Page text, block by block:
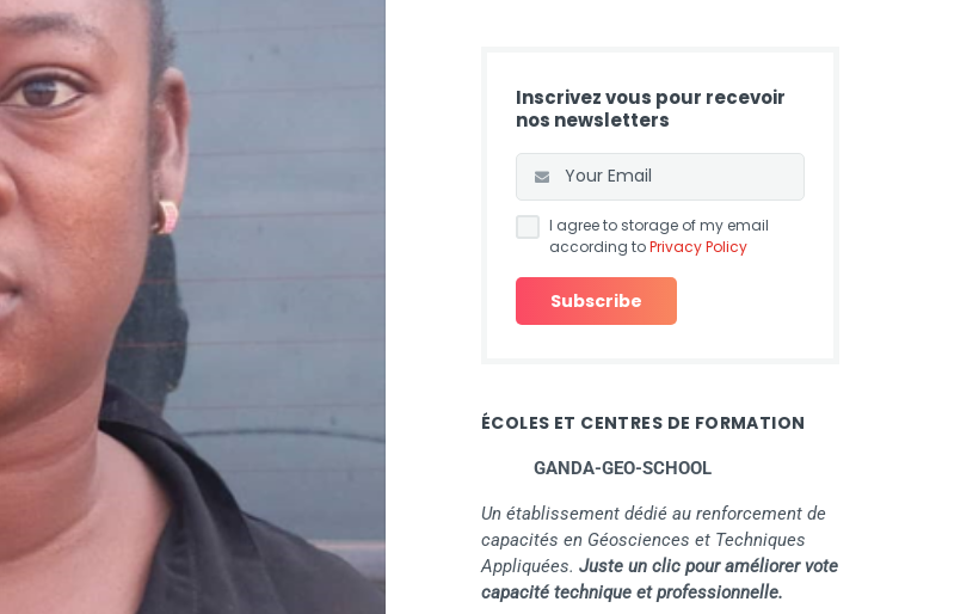
Inscrivez vous pour recevoir
nos newsletters
I agree to storage of my email
according toPrivacy Policy
ÉCOLES ET CENTRES DE FORMATION
GANDA-GEO-SCHOOL
Un établissement dédié au renforcement de
capacités en Géosciences et Techniques
Appliquées. Juste un clic pour améliorer vote
capacité technique et professionnelle.